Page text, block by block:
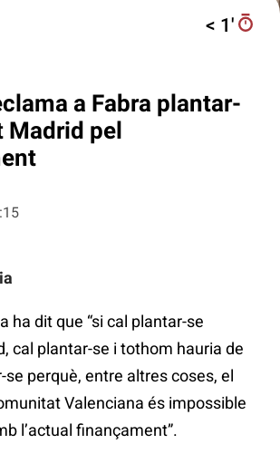
< 1′
a Fabra plantar-
Madrid pel
ha dit que “si cal plantar-se
cal plantar-se i tothom hauria de
se perquè, entre altres coses, el
Valenciana és impossible
l’actual finançament”.